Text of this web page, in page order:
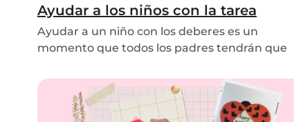
Ayudar a los niños con la tarea
Ayudar a un niño con los deberes es un
momento que todos los padres tendrán que
solamente es relevante para los padres; las
niñeras también pueden ayudar a un niño con
los deberes. Sin embargo, ¿de...